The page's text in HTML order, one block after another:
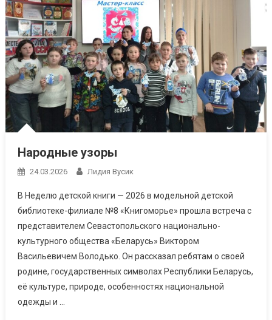
Народные узоры
24.03.2026 Лидия Вусик
В Неделю детской книги — 2026 в модельной детской
библиотеке-филиале №8 «Книгоморье» прошла встреча с
представителем Севастопольского национально-
культурного общества «Беларусь» Виктором
Васильевичем Володько. Он рассказал ребятам о своей
родине, государственных символах Республики Беларусь,
её культуре, природе, особенностях национальной
одежды и …